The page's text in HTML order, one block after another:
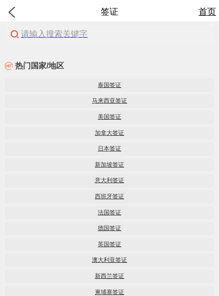
签证 首页
请输入搜索关键字
热门国家/地区
泰国签证
马来西亚签证
美国签证
加拿大签证
日本签证
新加坡签证
意大利签证
西班牙签证
法国签证
德国签证
英国签证
澳大利亚签证
新西兰签证
柬埔寨签证